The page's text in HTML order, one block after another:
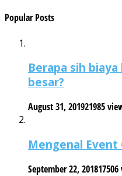
Popular Posts
Berapa sih
besar?
August 31, 201921985
Mengenal Event
September 22, 2018